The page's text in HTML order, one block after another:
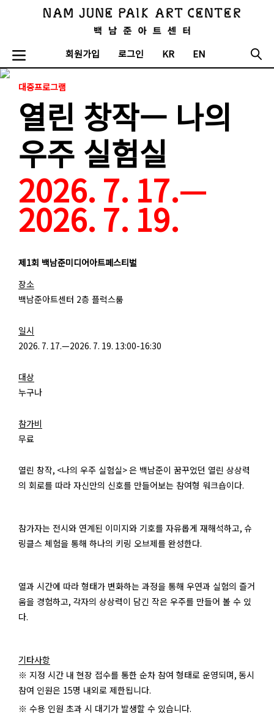
회원가입 로그인 KR EN
대중프로그램
열린 창작— 나의
우주 실험실
2026. 7. 17.—
2026. 7. 19.
제1회 백남준미디어아트페스티벌
장소
백남준아트센터 2층 플럭스룸
일시
2026. 7. 17.—2026. 7. 19. 13:00-16:30
대상
누구나
참가비
무료
열린 창작, <나의 우주 실험실>은 백남준이 꿈꾸었던 열린 상상력
의 회로를 따라 자신만의 신호를 만들어보는 참여형 워크숍이다.
참가자는 전시와 연계된 이미지와 기호를 자유롭게 재해석하고, 슈
링클스 체험을 통해 하나의 키링 오브제를 완성한다.
열과 시간에 따라 형태가 변화하는 과정을 통해 우연과 실험의 즐거
움을 경험하고, 각자의 상상력이 담긴 작은 우주를 만들어 볼 수 있
다.
기타사항
※ 지정 시간 내 현장 접수를 통한 순차 참여 형태로 운영되며, 동시
참여 인원은 15명 내외로 제한됩니다.
※ 수용 인원 초과 시 대기가 발생할 수 있습니다.